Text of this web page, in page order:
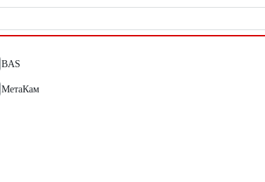
BAS
МетаКам